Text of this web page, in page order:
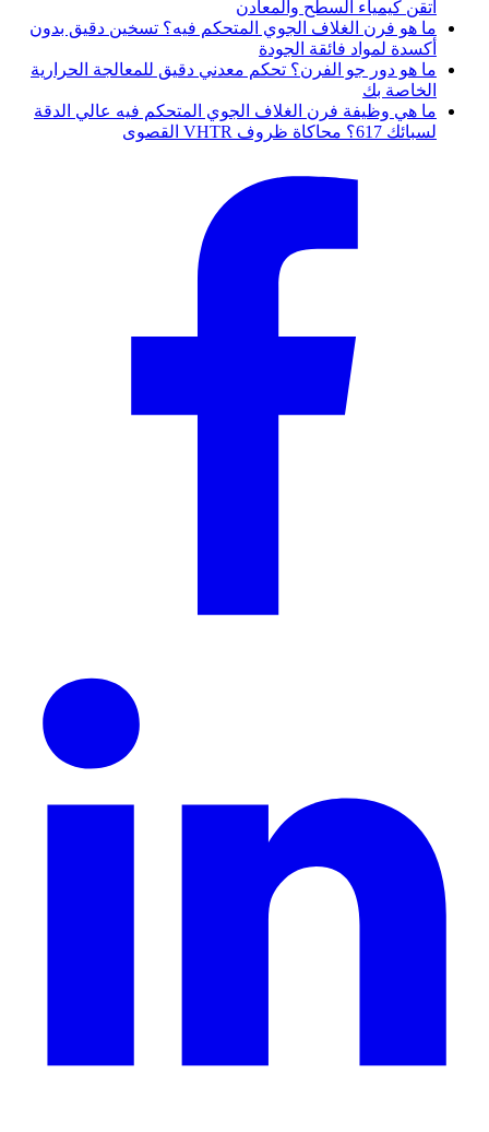
أتقن كيمياء السطح والمعادن
ما هو فرن الغلاف الجوي المتحكم فيه؟ تسخين دقيق بدون
أكسدة لمواد فائقة الجودة
ما هو دور جو الفرن؟ تحكم معدني دقيق للمعالجة الحرارية
الخاصة بك
ما هي وظيفة فرن الغلاف الجوي المتحكم فيه عالي الدقة
لسبائك 617؟ محاكاة ظروف VHTR القصوى